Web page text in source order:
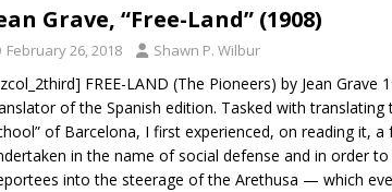
Grave, “Free-Land” (1908)
February 26, 2018 Shawn P. Wilbur
FREE-LAND (The Pioneers) by Jean Grave
of the Spanish edition. Tasked with
of Barcelona, I first experienced, on reading it,
in the name of social defense and in order
into the steerage of the Arethusa — which